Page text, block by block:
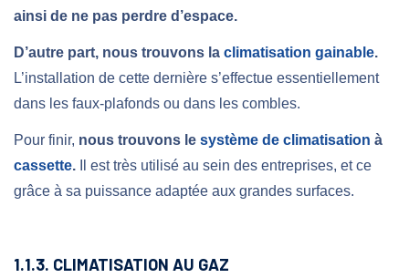
ainsi de ne pas perdre d’espace.
D’autre part, nous trouvons la climatisation gainable.
L’installation de cette dernière s’effectue essentiellement
dans les faux-plafonds ou dans les combles.
Pour finir, nous trouvons le système de climatisation à
cassette. Il est très utilisé au sein des entreprises, et ce
grâce à sa puissance adaptée aux grandes surfaces.
1.1.3. CLIMATISATION AU GAZ